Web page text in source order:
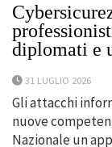
diplomati e
31 LUGLIO 2026
Gli attacchi
nuove
Nazionale un